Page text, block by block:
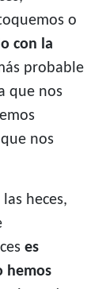
o
con la
probable
que nos
nos
heces,
es
hemos